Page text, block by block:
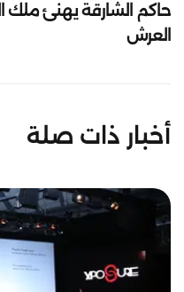
حاكم الشارقة يهنئ ملك
العرش
أخبار ذات صلة